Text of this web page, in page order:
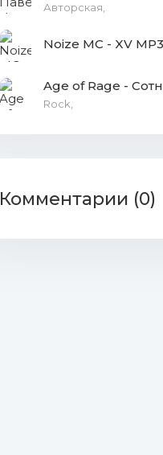
Авторская,
Noize MC - XV MP3
Age of Rage -
Rock,
Комментарии (0)